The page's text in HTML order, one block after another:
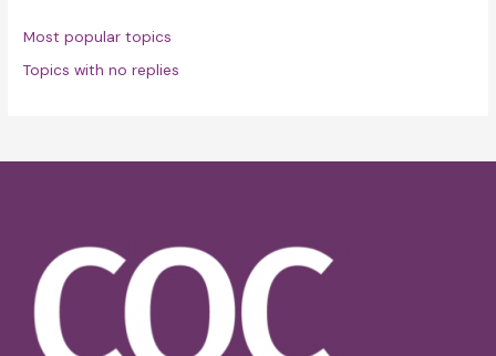
Most popular topics
Topics with no replies